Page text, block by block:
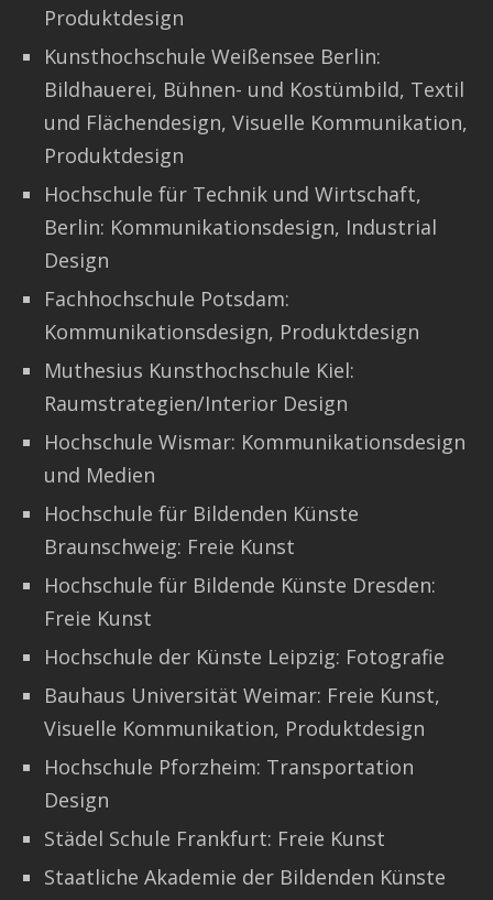
Produktdesign
Kunsthochschule Weißensee Berlin:
Bildhauerei, Bühnen- und Kostümbild, Textil
und Flächendesign, Visuelle Kommunikation,
Produktdesign
Hochschule für Technik und Wirtschaft,
Berlin: Kommunikationsdesign, Industrial
Design
Fachhochschule Potsdam:
Kommunikationsdesign, Produktdesign
Muthesius Kunsthochschule Kiel:
Raumstrategien/Interior Design
Hochschule Wismar: Kommunikationsdesign
und Medien
Hochschule für Bildenden Künste
Braunschweig: Freie Kunst
Hochschule für Bildende Künste Dresden:
Freie Kunst
Hochschule der Künste Leipzig: Fotografie
Bauhaus Universität Weimar: Freie Kunst,
Visuelle Kommunikation, Produktdesign
Hochschule Pforzheim: Transportation
Design
Städel Schule Frankfurt: Freie Kunst
Staatliche Akademie der Bildenden Künste